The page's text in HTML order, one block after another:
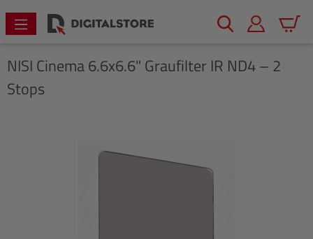
springen
NISI Cinema 6.6x6.6" Graufilter IR ND4 – 2
Stops
Bildergalerie überspringen